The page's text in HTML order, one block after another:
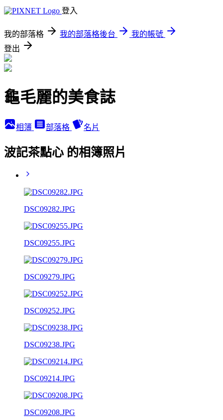
登入
我的部落格 我的部落格後台
我的帳號
登出
龜毛麗的美食誌
相簿 部落格 名片
波記茶點心 的相簿照片
DSC09282.JPG
DSC09255.JPG
DSC09279.JPG
DSC09252.JPG
DSC09238.JPG
DSC09214.JPG
DSC09208.JPG